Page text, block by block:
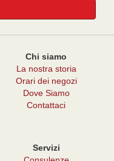
Chi siamo
La nostra storia
Orari dei negozi
Dove Siamo
Contattaci
Servizi